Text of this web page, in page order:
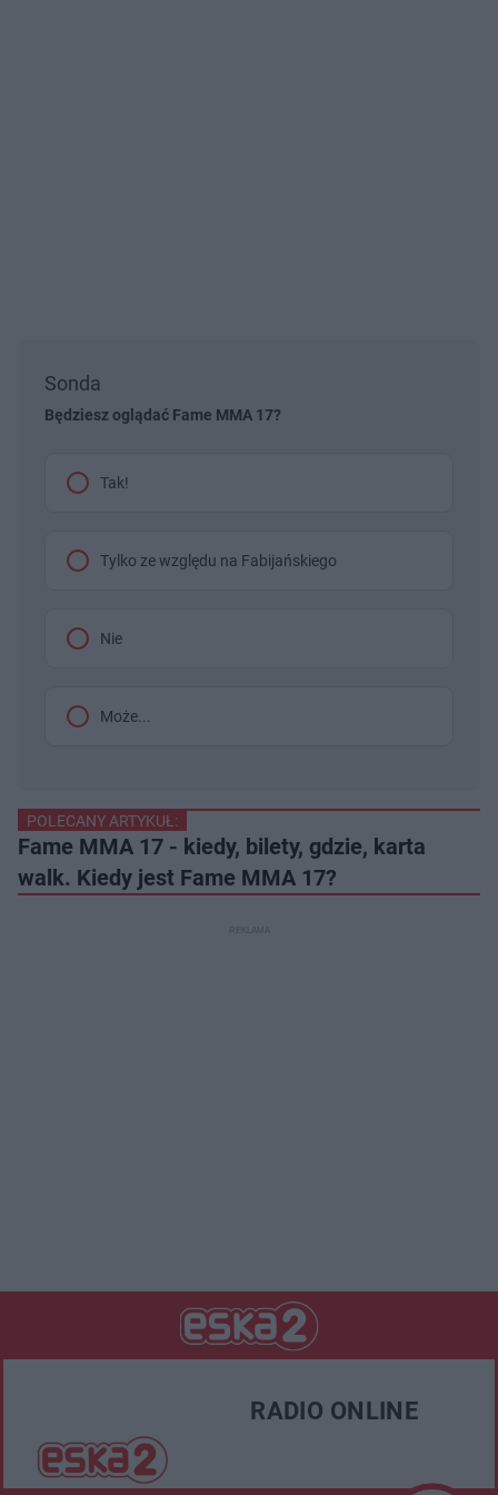
Sonda
Będziesz oglądać Fame MMA 17?
Tak!
Tylko ze względu na Fabijańskiego
Nie
Może...
POLECANY ARTYKUŁ:
Fame MMA 17 - kiedy, bilety, gdzie, karta
walk. Kiedy jest Fame MMA 17?
RADIO ONLINE